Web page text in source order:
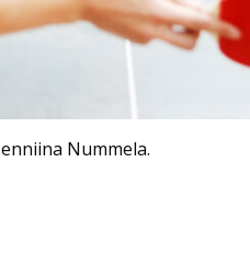
Nummela.